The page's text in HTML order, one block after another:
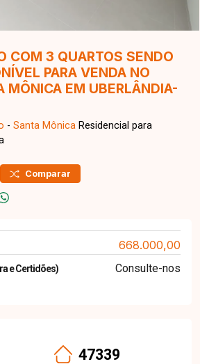
COM 3 QUARTOS SENDO
PARA VENDA NO
MÔNICA EM UBERLÂNDIA-
- Santa Mônica Residencial para
Comparar
668.000,00
e Certidões) Consulte-nos
47339